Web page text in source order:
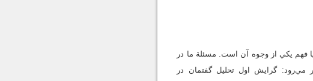
فهم يكي از وجوه آن است. مسئلة ما در
گرايش اول تحليل گفتمان در